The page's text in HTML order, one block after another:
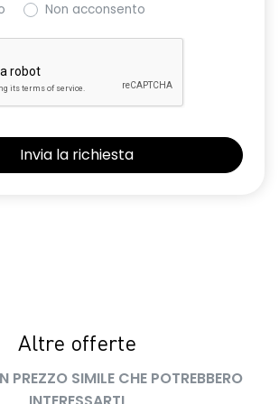
Live navigazione connessa con traffico in
frazionabile e ribaltabile 1/3-2/3
con regolazione lombare e in altezza
specifico journey MY26 grigio chiaro
Non acconsento
Altre offerte
PREZZO SIMILE CHE POTREBBERO